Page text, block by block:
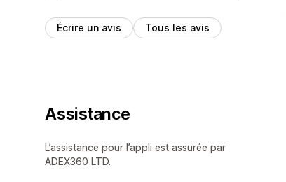
Écrire un avis Tous les avis
Assistance
L’assistance pour l’appli est assurée par
ADEX360 LTD.